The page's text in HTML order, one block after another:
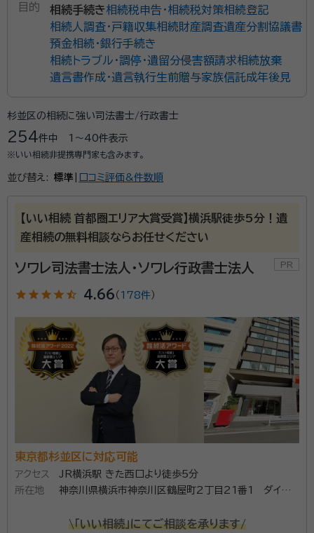
目的 相続手続き相続税申告・相続税対策相続登記
相続人調査・戸籍収集相続財産調査遺産分割協議書
預金相続・銀行手続き
相続トラブル・調停・遺留分侵害額請求相続放棄
遺言書作成・遺言執行生前贈与家族信託成年後見
杉並区の相続に強い司法書士/行政書士
254件中 1〜40件表示
※いい相続非提携専門家も含みます。
並び替え: 標準 口コミ評価&件数順
【いい相続 首都圏エリア大賞受賞】横浜駅徒歩5分！遺
産相続の無料相談ならお任せください
ソワレ司法書士法人・ソワレ行政書士法人
star star star star star_half 4.66 （ 178件 ）
東京都杉並区に対応可能
アクセス
JR横浜駅 きた西口より徒歩5分
所在地
神奈川県横浜市神奈川区鶴屋町2丁目21番1 ダイヤビ
\「いい相続」にてご相談を承ります/